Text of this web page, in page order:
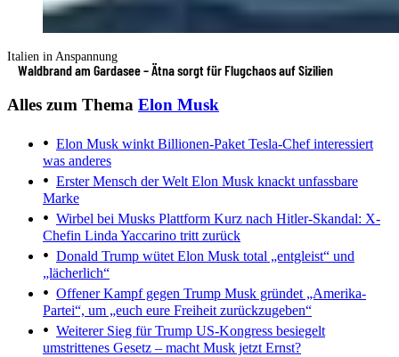
Italien in Anspannung
Waldbrand am Gardasee – Ätna sorgt für Flugchaos auf Sizilien
Alles zum Thema Elon Musk
Elon Musk winkt Billionen-Paket Tesla-Chef interessiert
was anderes
Erster Mensch der Welt Elon Musk knackt unfassbare
Marke
Wirbel bei Musks Plattform Kurz nach Hitler-Skandal: X-
Chefin Linda Yaccarino tritt zurück
Donald Trump wütet Elon Musk total „entgleist“ und
„lächerlich“
Offener Kampf gegen Trump Musk gründet „Amerika-
Partei“, um „euch eure Freiheit zurückzugeben“
Weiterer Sieg für Trump US-Kongress besiegelt
umstrittenes Gesetz – macht Musk jetzt Ernst?